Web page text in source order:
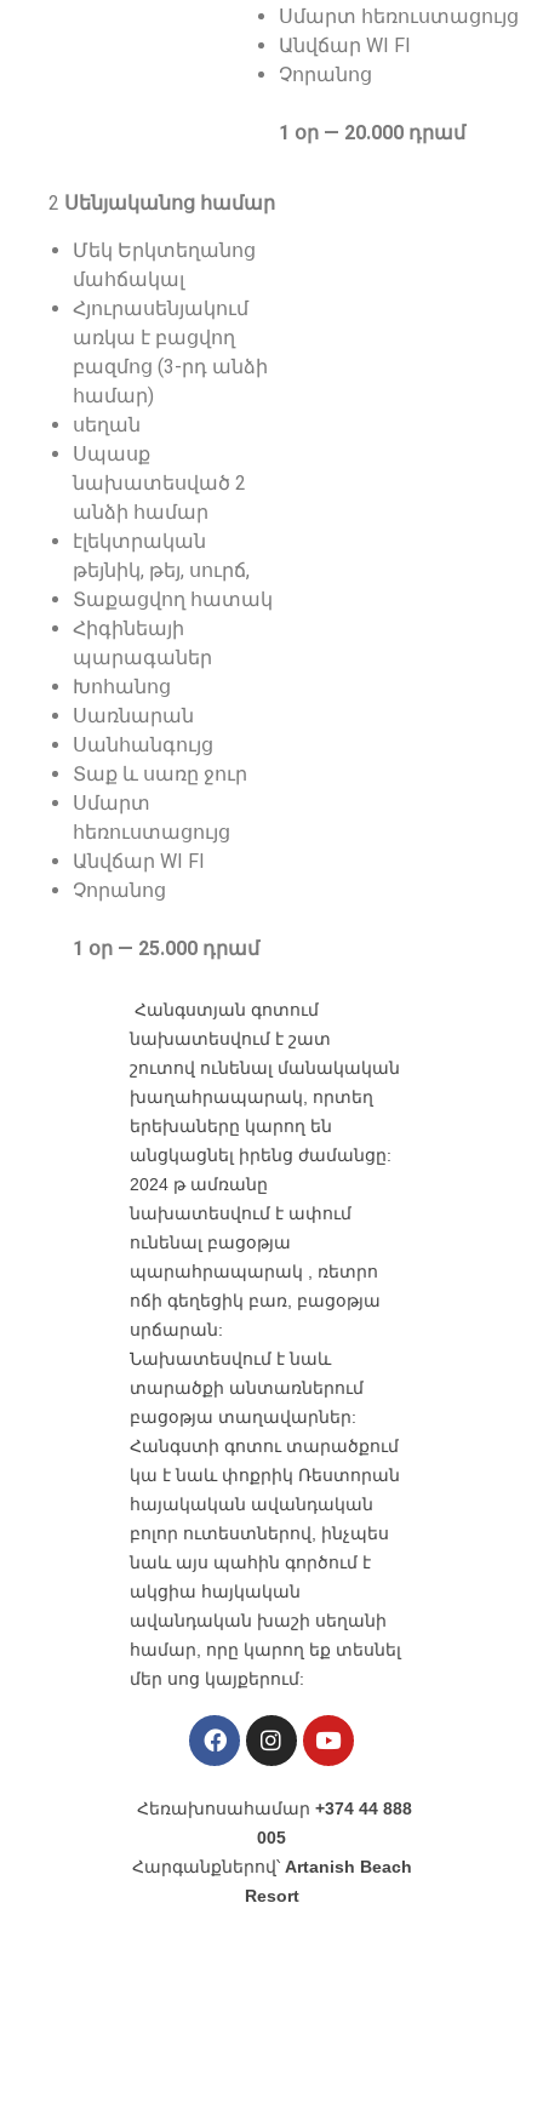
Սմարտ հեռուստացույց
Անվճար WI FI
Չորանոց
1 օր — 20.000 դրամ
2 Սենյականոց համար
Մեկ Երկտեղանոց
մահճակալ
Հյուրասենյակում
առկա է բացվող
բազմոց (3-րդ անձի
համար)
սեղան
Սպասք
նախատեսված 2
անձի համար
էլեկտրական
թեյնիկ, թեյ, սուրճ,
Տաքացվող հատակ
Հիգինեայի
պարագաներ
Խոհանոց
Սառնարան
Սանհանգույց
Տաք և սառը ջուր
Սմարտ
հեռուստացույց
Անվճար WI FI
Չորանոց
1 օր — 25.000 դրամ
Հանգստյան գոտում
նախատեսվում է շատ
շուտով ունենալ մանակական
խաղահրապարակ, որտեղ
երեխաները կարող են
անցկացնել իրենց ժամանցը:
2024 թ ամռանը
նախատեսվում է ափում
ունենալ բացօթյա
պարահրապարակ , ռետրո
ոճի գեղեցիկ բառ, բացօթյա
սրճարան:
Նախատեսվում է նաև
տարածքի անտառներում
բացօթյա տաղավարներ:
Հանգստի գոտու տարածքում
կա է նաև փոքրիկ Ռեստորան
հայակական ավանդական
բոլոր ուտեստներով, ինչպես
նաև այս պահին գործում է
ակցիա հայկական
ավանդական խաշի սեղանի
համար, որը կարող եք տեսնել
մեր սոց կայքերում:
Հեռախոսահամար +374 44 888
005
Հարգանքներով՝ Artanish Beach
Resort